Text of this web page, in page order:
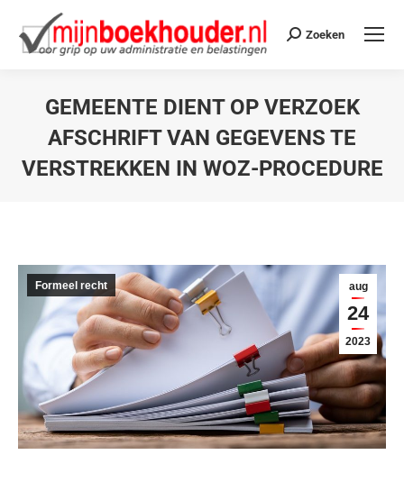
Zoeken
GEMEENTE DIENT OP VERZOEK
AFSCHRIFT VAN GEGEVENS TE
VERSTREKKEN IN WOZ-PROCEDURE
aug
24
2023
Formeel recht